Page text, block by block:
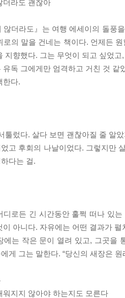
더라도 괜찮아
않더라도』는 여행 에세이의 돌풍
로의 말을 건네는 책이다. 언제든
지향했다. 그는 무엇이 되고 싶었
유독 그에게만 엄격하고 거친 것
한다.
툴렀다. 살다 보면 괜찮아질 줄 알
고 후회의 나날이었다. 그렇지만
다는 걸.
디로든 긴 시간동안 훌쩍 떠나 있
이 아니다. 자유에는 어떤 결과가
에는 작은 문이 열려 있고, 그곳을
게 그는 말한다. “당신의 새장은
워지지 않아야 하는지도 모른다